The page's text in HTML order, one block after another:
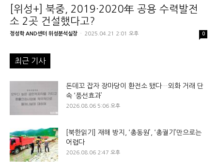
[위성+] 북중, 2019·2020年 공용 수력발전
소 2곳 건설했다고?
정성학 AND센터 위성분석실장 - 2025.04.21 2:01 오후 0
최근 기사
돈데꼬 잡자 장마당이 환전소 됐다…외화 거래 단
속 ‘풍선효과’
2026.08.06 5:06 오후
[북한읽기] 재해 방지, ‘총동원’, ‘총궐기’만으로는
어렵다
2026.08.06 2:47 오후